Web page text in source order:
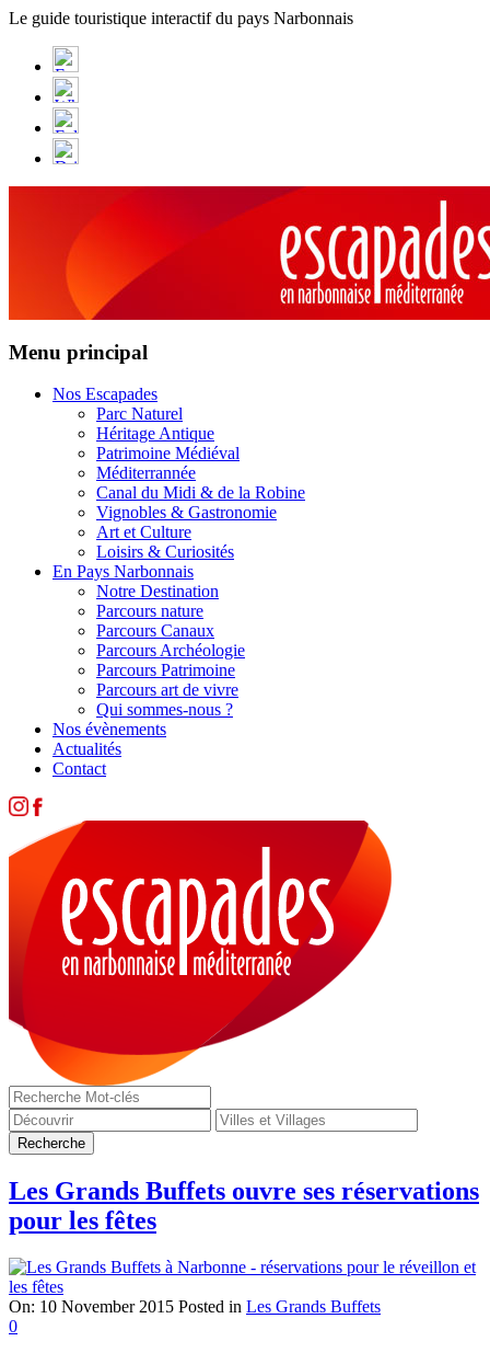
Panneau de gestion des cookies
Le guide touristique interactif du pays Narbonnais
Menu principal
Nos Escapades
Parc Naturel
Héritage Antique
Patrimoine Médiéval
Méditerrannée
Canal du Midi & de la Robine
Vignobles & Gastronomie
Art et Culture
Loisirs & Curiosités
En Pays Narbonnais
Notre Destination
Parcours nature
Parcours Canaux
Parcours Archéologie
Parcours Patrimoine
Parcours art de vivre
Qui sommes-nous ?
Nos évènements
Actualités
Contact
Les Grands Buffets ouvre ses réservations
pour les fêtes
On: 10 November 2015 Posted in Les Grands Buffets
0